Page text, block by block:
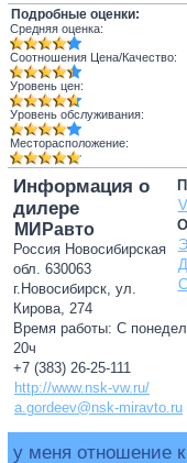
Подробные оценки:
Средняя оценка:
Соотношения Цена/Качество:
Уровень цен:
Уровень обслуживания:
Месторасположение:
Информация о
дилере
МИРавто
Россия Новосибирская
обл. 630063
г.Новосибирск, ул.
Кирова, 274
Время работы: С
20ч
+7 (383) 26-25-111
http://www.nsk-vw.ru/
a.gordeev@nsk-miravto.ru
у меня отношение